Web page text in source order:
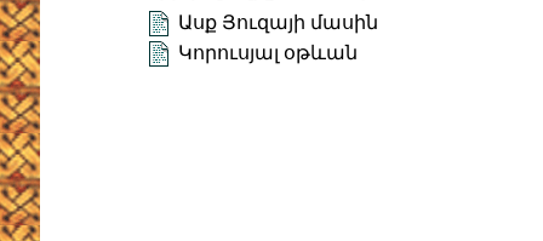
Ասք Յուզայի մասին
Կորուսյալ օթևան